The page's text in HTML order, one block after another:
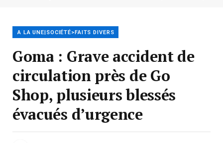
A LA UNE|SOCIÉTÉ>FAITS DIVERS
Goma : Grave accident de
circulation près de Go
Shop, plusieurs blessés
évacués d’urgence